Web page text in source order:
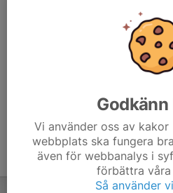
Vi använder oss av
webbplats ska fungera
även för webbanalys i
förbättra våra
Så använder